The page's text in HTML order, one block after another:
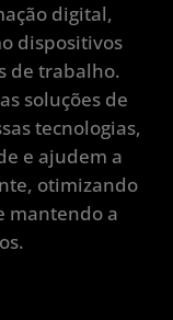
Recursos
Entre em contato
digital,
dispositivos
de trabalho.
soluções de
tecnologias,
e ajudem a
otimizando
mantendo a